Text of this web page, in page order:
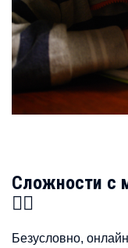
Сложности с
🙇‍♂️
Безусловно,